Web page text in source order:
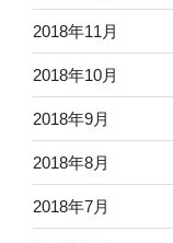
2018年11月
2018年10月
2018年9月
2018年8月
2018年7月